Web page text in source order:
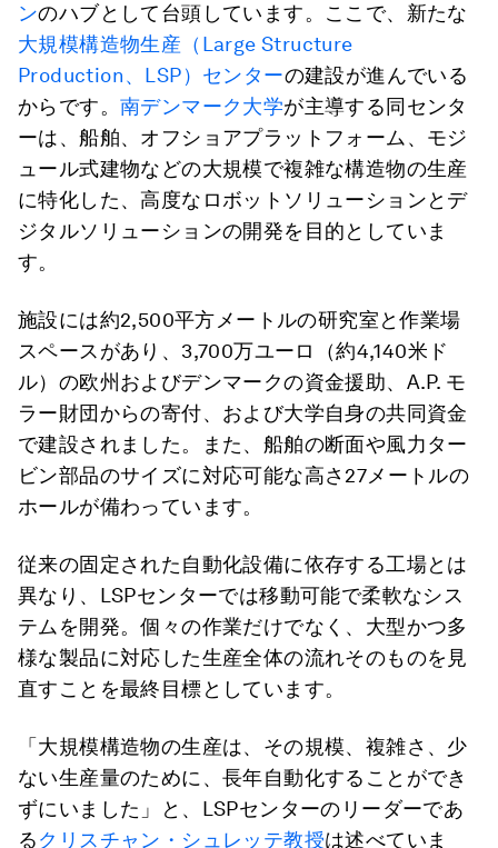
ンのハブとして台頭しています。ここで、新たな
大規模構造物生産（Large Structure
Production、LSP）センターの建設が進んでいる
からです。 南デンマーク大学が主導する同センタ
ーは、船舶、オフショアプラットフォーム、モジ
ュール式建物などの大規模で複雑な構造物の生産
に特化した、高度なロボットソリューションとデ
ジタルソリューションの開発を目的としていま
す。
施設には約2,500平方メートルの研究室と作業場
スペースがあり、3,700万ユーロ（約4,140米ド
ル）の欧州およびデンマークの資金援助、A.P. モ
ラー財団からの寄付、および大学自身の共同資金
で建設されました。また、船舶の断面や風力ター
ビン部品のサイズに対応可能な高さ27メートルの
ホールが備わっています。
従来の固定された自動化設備に依存する工場とは
異なり、LSPセンターでは移動可能で柔軟なシス
テムを開発。個々の作業だけでなく、大型かつ多
様な製品に対応した生産全体の流れそのものを見
直すことを最終目標としています。
「大規模構造物の生産は、その規模、複雑さ、少
ない生産量のために、長年自動化することができ
ずにいました」と、LSPセンターのリーダーであ
るクリスチャン・シュレッテ教授は述べていま